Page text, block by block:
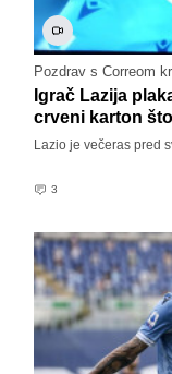
Pozdrav s Correom
Igrač Lazija
crveni karton
Lazio je večeras pred
3